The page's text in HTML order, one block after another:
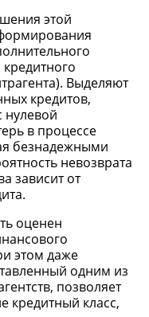
этой
Выделяют
кредитов,
нулевой
в процессе
безнадежными
невозврата
зависит от
оценен
этом даже
одним из
позволяет
кредитный класс,